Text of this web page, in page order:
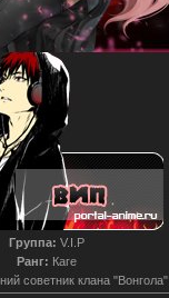
Группа: V.I.P
Ранг: Каге
советник клана "Вонгола"